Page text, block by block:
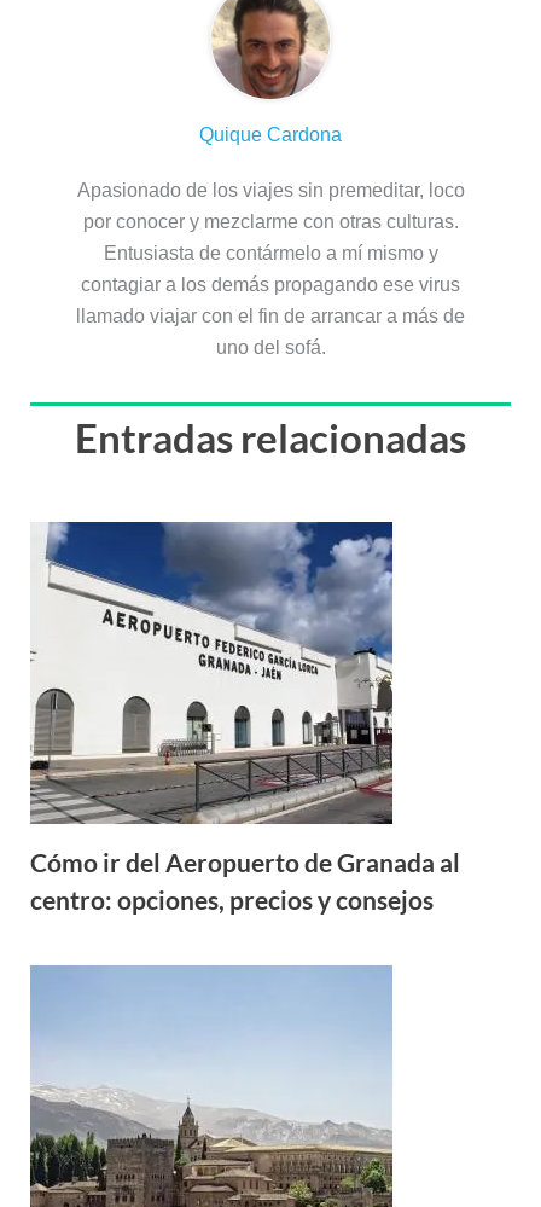
Quique Cardona
Apasionado de los viajes sin premeditar, loco
por conocer y mezclarme con otras culturas.
Entusiasta de contármelo a mí mismo y
contagiar a los demás propagando ese virus
llamado viajar con el fin de arrancar a más de
uno del sofá.
Entradas relacionadas
Cómo ir del Aeropuerto de Granada al
centro: opciones, precios y consejos